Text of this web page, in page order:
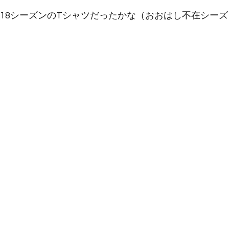
シーズンのTシャツだったかな（おおはし不在シー